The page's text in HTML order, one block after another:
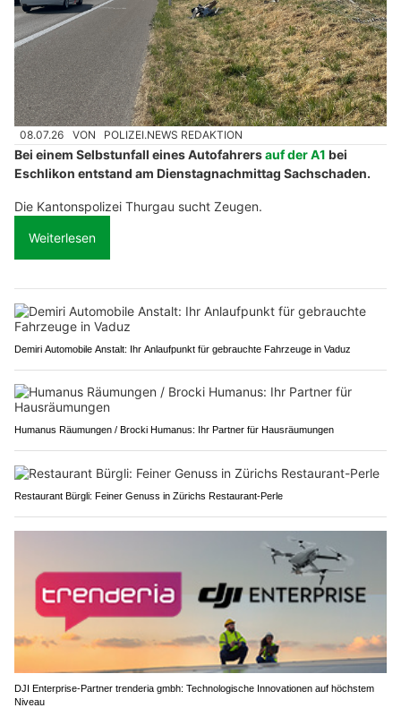
08.07.26 VON POLIZEI.NEWS REDAKTION
Bei einem Selbstunfall eines Autofahrersauf der A1 bei
Eschlikon entstand am Dienstagnachmittag Sachschaden.
Die Kantonspolizei Thurgau sucht Zeugen.
Weiterlesen
Demiri Automobile Anstalt: Ihr Anlaufpunkt für gebrauchte Fahrzeuge in Vaduz
Humanus Räumungen / Brocki Humanus: Ihr Partner für Hausräumungen
Restaurant Bürgli: Feiner Genuss in Zürichs Restaurant-Perle
DJI Enterprise-Partner trenderia gmbh: Technologische Innovationen auf höchstem
Niveau